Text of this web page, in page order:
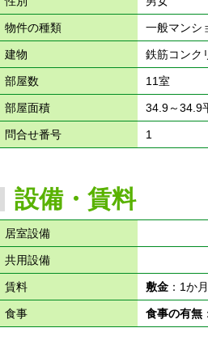
物件の種類 一般マンシ
建物 鉄筋コン
部屋数 11室
部屋面積 34.9～34.9
問合せ番号 1
設備・賃料
居室設備
共用設備
賃料 敷金：1か
食事 食事の有無